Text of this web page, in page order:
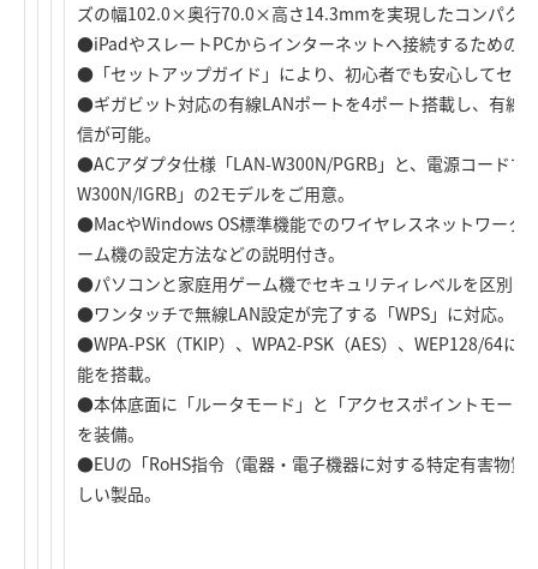
ズの幅102.0×奥行70.0×高さ14.3mmを実現したコンパク
●iPadやスレートPCからインターネットへ接続するための
●「セットアップガイド」により、初心者でも安心してセッ
●ギガビット対応の有線LANポートを4ポート搭載し、有線
信が可能。
●ACアダプタ仕様「LAN-W300N/PGRB」と、電源コードで
W300N/IGRB」の2モデルをご用意。
●MacやWindows OS標準機能でのワイヤレスネットワーク
ーム機の設定方法などの説明付き。
●パソコンと家庭用ゲーム機でセキュリティレベルを区別で
●ワンタッチで無線LAN設定が完了する「WPS」に対応。
●WPA-PSK（TKIP）、WPA2-PSK（AES）、WEP128/64に
能を搭載。
●本体底面に「ルータモード」と「アクセスポイントモード
を装備。
●EUの「RoHS指令（電器・電子機器に対する特定有害物質
しい製品。